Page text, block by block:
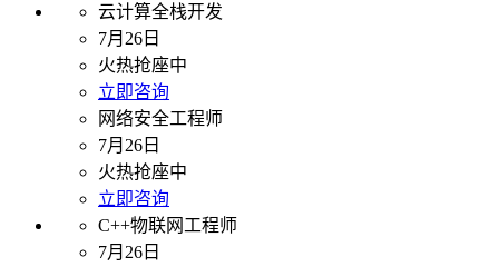
云计算全栈开发
7月26日
火热抢座中
立即咨询
网络安全工程师
7月26日
火热抢座中
立即咨询
C++物联网工程师
7月26日